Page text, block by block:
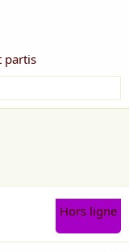
partis
Hors ligne